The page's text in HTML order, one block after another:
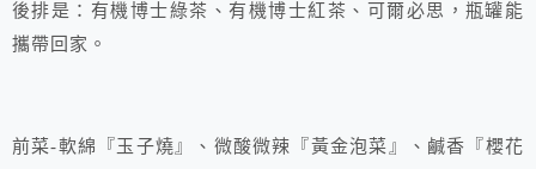
後排是：有機博士綠茶、有機博士紅茶、可爾必思，瓶罐能
攜帶回家。
前菜-軟綿『玉子燒』、微酸微辣『黃金泡菜』、鹹香『櫻花